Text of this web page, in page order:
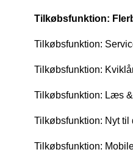
Tilkøbsfunktion:
Tilkøbsfunktion:
Tilkøbsfunktion:
Tilkøbsfunktion: Læs
Tilkøbsfunktion: Nyt til
Tilkøbsfunktion: